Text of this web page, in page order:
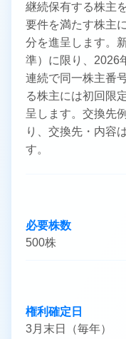
継続保有する株主
要件を満たす株主
分を進呈します。
準）に限り、2026
連続で同一株主番
る株主には初回限
呈します。交換先
り、交換先・内容
す。
必要株数
500株
権利確定日
3月末日（毎年）